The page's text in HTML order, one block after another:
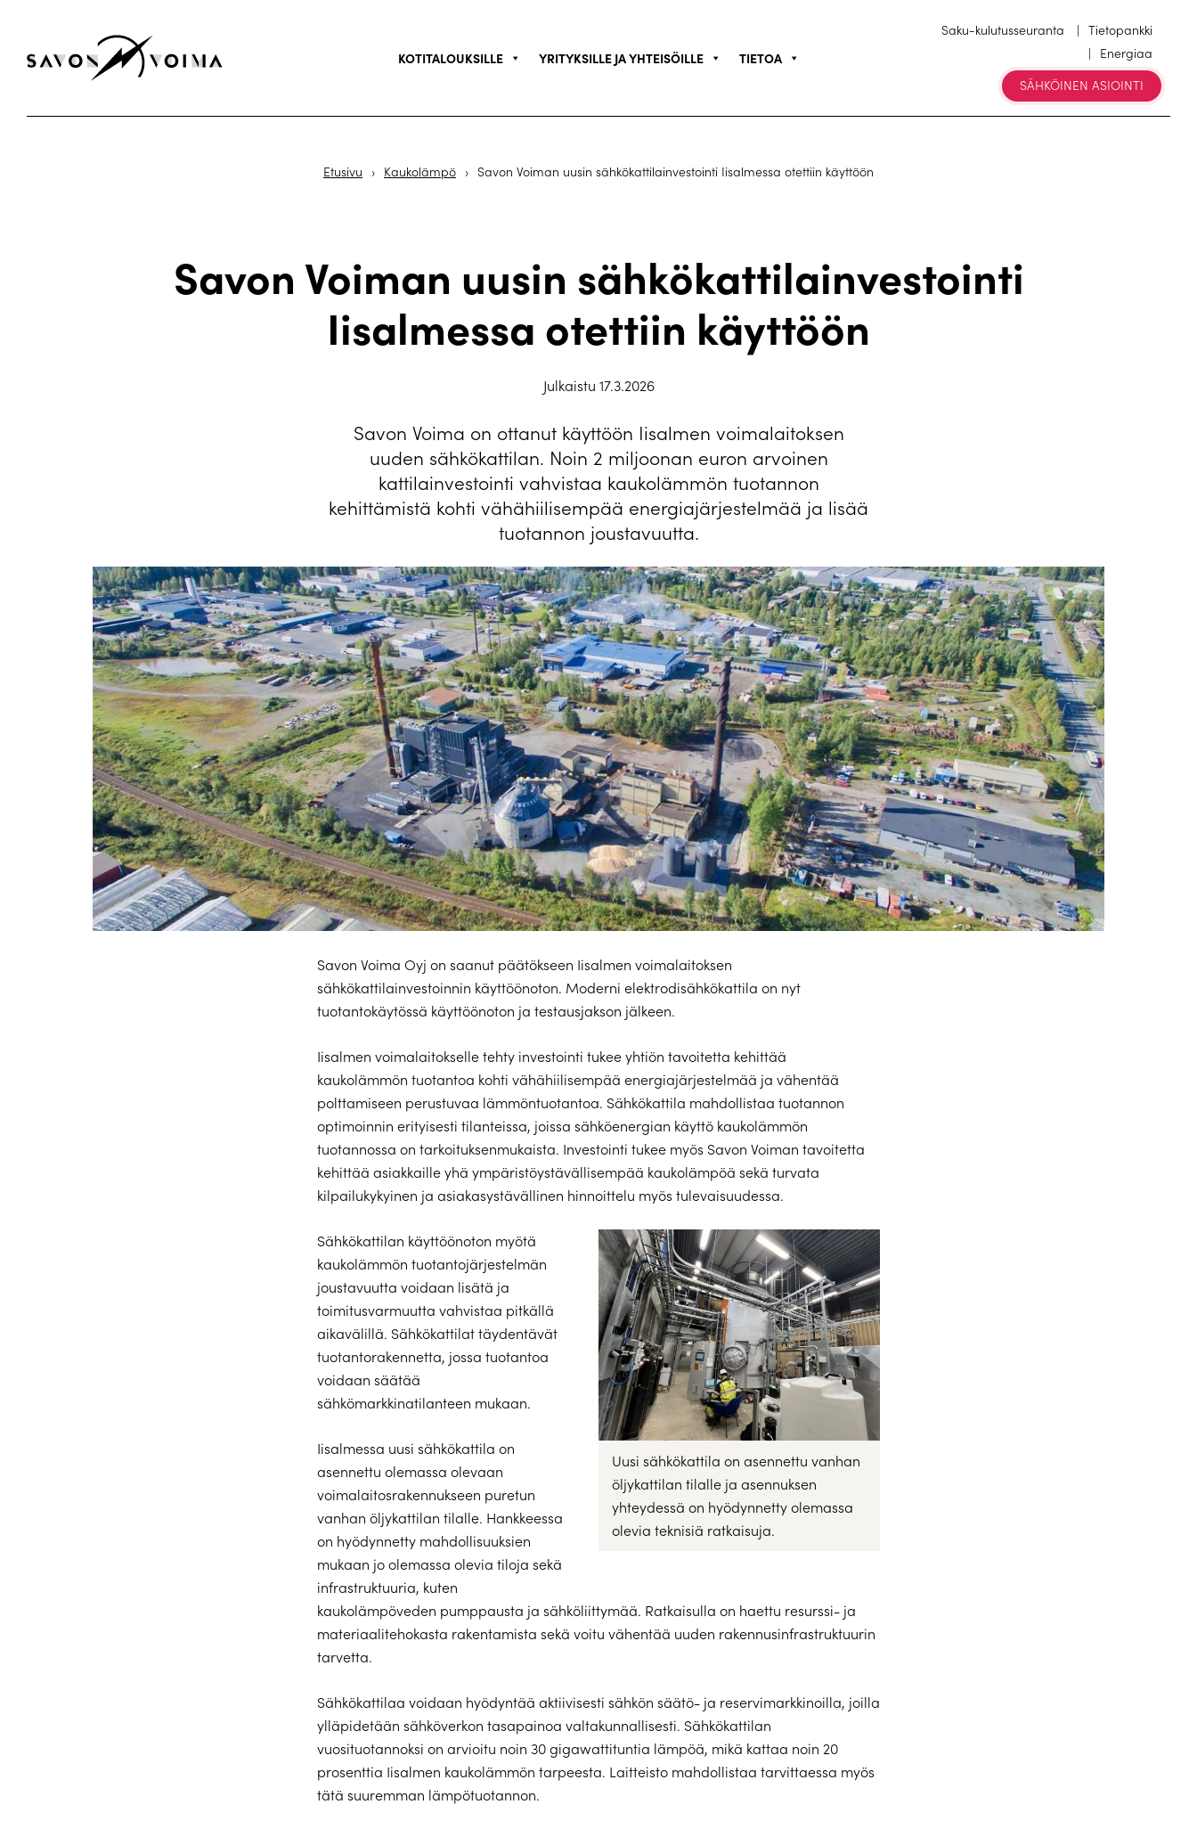
KOTITALOUKSILLE YRITYKSILLE JA YHTEISÖILLE TIETOA
Saku-kulutusseuranta
Tietopankki
Energiaa
SÄHKÖINEN ASIOINTI
Etusivu › Kaukolämpö › Savon Voiman uusin sähkökattilainvestointi Iisalmessa otettiin käyttöön
Savon Voiman uusin sähkökattilainvestointi
Iisalmessa otettiin käyttöön
Julkaistu 17.3.2026
Savon Voima on ottanut käyttöön Iisalmen voimalaitoksen
uuden sähkökattilan. Noin 2 miljoonan euron arvoinen
kattilainvestointi vahvistaa kaukolämmön tuotannon
kehittämistä kohti vähähiilisempää energiajärjestelmää ja lisää
tuotannon joustavuutta.
Savon Voima Oyj on saanut päätökseen Iisalmen voimalaitoksen
sähkökattilainvestoinnin käyttöönoton. Moderni elektrodisähkökattila on nyt
tuotantokäytössä käyttöönoton ja testausjakson jälkeen.
Iisalmen voimalaitokselle tehty investointi tukee yhtiön tavoitetta kehittää
kaukolämmön tuotantoa kohti vähähiilisempää energiajärjestelmää ja vähentää
polttamiseen perustuvaa lämmöntuotantoa. Sähkökattila mahdollistaa tuotannon
optimoinnin erityisesti tilanteissa, joissa sähköenergian käyttö kaukolämmön
tuotannossa on tarkoituksenmukaista. Investointi tukee myös Savon Voiman tavoitetta
kehittää asiakkaille yhä ympäristöystävällisempää kaukolämpöä sekä turvata
kilpailukykyinen ja asiakasystävällinen hinnoittelu myös tulevaisuudessa.
Uusi sähkökattila on asennettu vanhan
öljykattilan tilalle ja asennuksen
yhteydessä on hyödynnetty olemassa
olevia teknisiä ratkaisuja.
Sähkökattilan käyttöönoton myötä
kaukolämmön tuotantojärjestelmän
joustavuutta voidaan lisätä ja
toimitusvarmuutta vahvistaa pitkällä
aikavälillä. Sähkökattilat täydentävät
tuotantorakennetta, jossa tuotantoa
voidaan säätää
sähkömarkkinatilanteen mukaan.
Iisalmessa uusi sähkökattila on
asennettu olemassa olevaan
voimalaitosrakennukseen puretun
vanhan öljykattilan tilalle. Hankkeessa
on hyödynnetty mahdollisuuksien
mukaan jo olemassa olevia tiloja sekä
infrastruktuuria, kuten
kaukolämpöveden pumppausta ja sähköliittymää. Ratkaisulla on haettu resurssi- ja
materiaalitehokasta rakentamista sekä voitu vähentää uuden rakennusinfrastruktuurin
tarvetta.
Sähkökattilaa voidaan hyödyntää aktiivisesti sähkön säätö- ja reservimarkkinoilla, joilla
ylläpidetään sähköverkon tasapainoa valtakunnallisesti. Sähkökattilan
vuosituotannoksi on arvioitu noin 30 gigawattituntia lämpöä, mikä kattaa noin 20
prosenttia Iisalmen kaukolämmön tarpeesta. Laitteisto mahdollistaa tarvittaessa myös
tätä suuremman lämpötuotannon.